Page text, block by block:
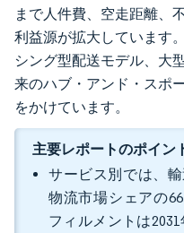
まで人件費、空走距離、
利益源が拡大しています
シング型配送モデル、大
来のハブ・アンド・スポ
をかけています。
主要レポートのポイン
サービス別では、
物流市場シェアの
フィルメントは